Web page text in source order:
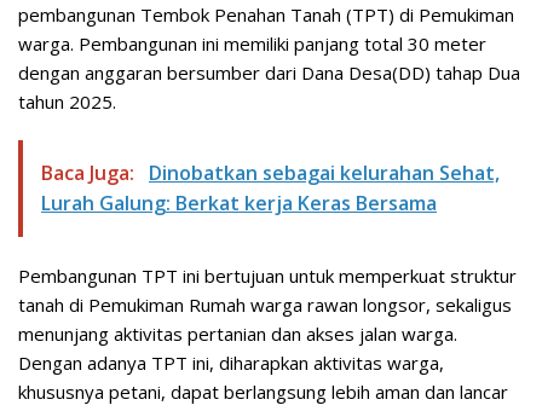
pembangunan Tembok Penahan Tanah (TPT) di Pemukiman
warga. Pembangunan ini memiliki panjang total 30 meter
dengan anggaran bersumber dari Dana Desa(DD) tahap Dua
tahun 2025.
Baca Juga:
Dinobatkan sebagai kelurahan Sehat,
Lurah Galung: Berkat kerja Keras Bersama
Pembangunan TPT ini bertujuan untuk memperkuat struktur
tanah di Pemukiman Rumah warga rawan longsor, sekaligus
menunjang aktivitas pertanian dan akses jalan warga.
Dengan adanya TPT ini, diharapkan aktivitas warga,
khususnya petani, dapat berlangsung lebih aman dan lancar